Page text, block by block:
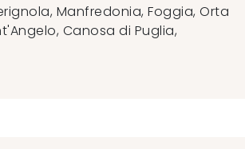
Manfredonia, Foggia, Orta
Canosa di Puglia,